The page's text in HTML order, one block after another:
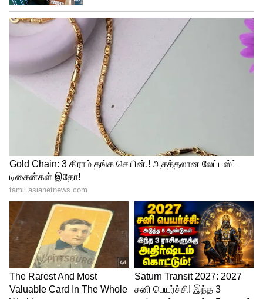
தேவரகொண்டாவின் 'லிகர்' ட்ரைலர்!
எனவே, ராகவேந்தர் காதல் தோல்வியின்
காரணமாக... தற்கொலை முயற்சி
மேற்கொண்டாரா என்ற கோணத்தில்
பல்வேறு செய்திகள் சமூக வலைதளத்தில்
வெளியானது. தற்போது இதை கண்டு
அதிர்ச்சியடைந்த அவர், நான் தற்கொலை
முயற்சி மேற்கொள்ளவில்லை,
சாதாரணமாக எடுத்து போட்ட வீடியோ தான்
அது. அதை நான் மருத்துவமனையில்
இருந்து எடுத்து போட வில்லை. வீட்டில்
இருந்தபோது எடுத்து போட்டேன் என கூறி
விளக்கம் கொடுத்துள்ளார். மேலும்
மனஉளைச்சலில் இருப்பதாகவும்
தெரிவித்துள்ளார். மற்றபடி மிகவும்